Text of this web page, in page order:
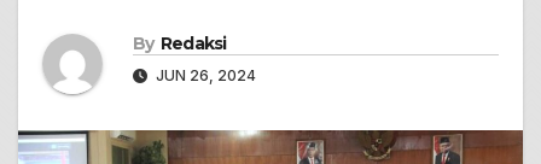
By Redaksi
JUN 26, 2024